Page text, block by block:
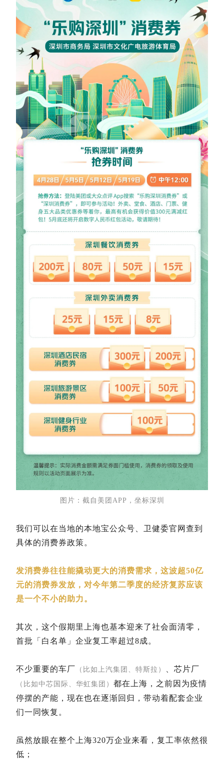
图片：截自美团APP，坐标深圳
我们可以在当地的本地宝公众号、卫健委官网查到
具体的消费券政策。
发消费券往往能撬动更大的消费需求，这波超50亿
元的消费券发放，对今年第二季度的经济复苏应该
是一个不小的助力。
其次，这个假期里上海也基本迎来了社会面清零，
首批「白名单」企业复工率超过8成。
不少重要的车厂 （比如上汽集团、特斯拉） 、芯片厂
（比如中芯国际、华虹集团） 都在上海，之前因为疫情
停摆的产能，现在也在逐渐回归，带动着配套企业
们一同恢复。
虽然放眼在整个上海320万企业来看，复工率依然很
低；